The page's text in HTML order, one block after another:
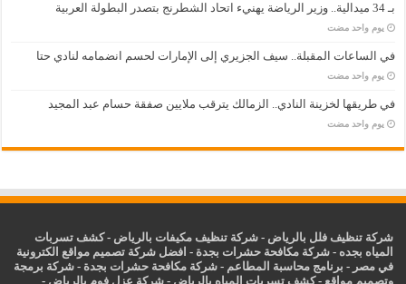
بـ 34 ميدالية.. وزير الرياضة يهنيء اتحاد الشطرنج بتصدر البطولة العربية
‏يوم واحد مضت
في الساعات المقبلة.. سيف الجزيري إلى الإمارات لحسم انضمامه لنادي حتا
‏يوم واحد مضت
في طريقها لخزينة النادي.. الزمالك يترقب ملايين صفقة حسام عبد المجيد
‏يوم واحد مضت
شركة تنظيف فلل بالرياض -شركة تنظيف مكيفات بالرياض -كشف تسربات
المياه بجده -شركة مكافحة حشرات بجدة - افضل شركة تصميم مواقع الكترونية
في مصر - برنامج محاسبة المطاعم -شركة مكافحة حشرات بجدة -شركة برمجة
وتصميم مواقع -كشف تسربات المياه بالرياض -شركة عزل فوم بالرياض -